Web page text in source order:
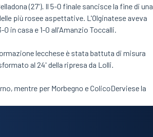
(27'). Il 5-0 finale sancisce la fine di una
più rosee aspettative. L'Olginatese aveva
in casa e 1-0 all'Amanzio Toccalli.
lecchese è stata battuta di misura
al 24' della ripresa da Lolli.
mentre per Morbegno e ColicoDerviese la